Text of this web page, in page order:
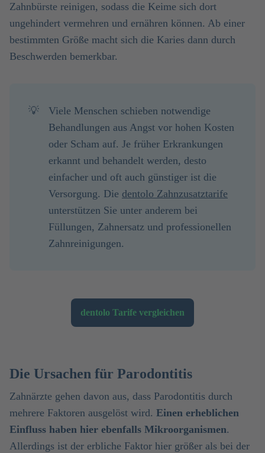
Zahnbürste reinigen, sodass die Keime sich dort
ungehindert vermehren und ernähren können. Ab einer
bestimmten Größe macht sich die Karies dann durch
Beschwerden bemerkbar.
💡
Viele Menschen schieben notwendige
Behandlungen aus Angst vor hohen Kosten
oder Scham auf. Je früher Erkrankungen
erkannt und behandelt werden, desto
einfacher und oft auch günstiger ist die
Versorgung. Die dentolo Zahnzusatztarife
unterstützen Sie unter anderem bei
Füllungen, Zahnersatz und professionellen
Zahnreinigungen.
dentolo Tarife vergleichen
Die Ursachen für Parodontitis
Zahnärzte gehen davon aus, dass Parodontitis durch
mehrere Faktoren ausgelöst wird. Einen erheblichen
Einfluss haben hier ebenfalls Mikroorganismen.
Allerdings ist der erbliche Faktor hier größer als bei der